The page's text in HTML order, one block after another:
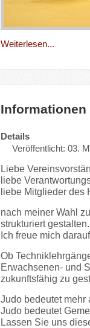
Weiterlesen...
Details
Veröffentlicht: 03.
Liebe
liebe
liebe Mitglieder des
nach meiner Wahl
strukturiert gestalten.
Ich freue mich
Ob
Erwachsenen- und
zukunftsfähig zu
Judo bedeutet mehr
Judo bedeutet
Lassen Sie uns